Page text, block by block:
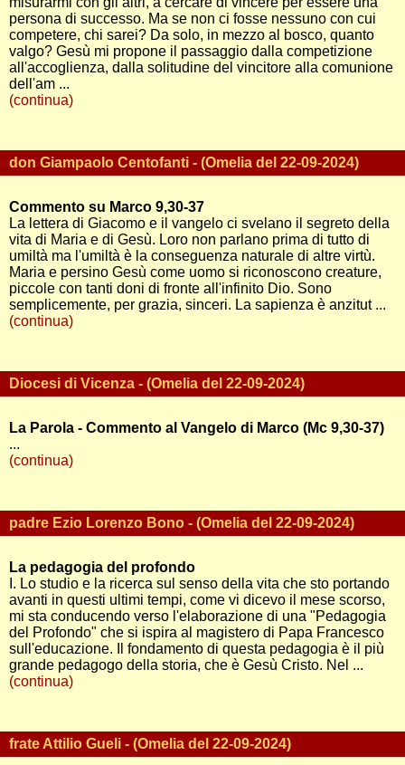
persona di successo. Ma se non ci fosse nessuno con cui
competere, chi sarei? Da solo, in mezzo al bosco, quanto
valgo? Gesù mi propone il passaggio dalla competizione
all'accoglienza, dalla solitudine del vincitore alla comunione
dell'am ...
(continua)
don Giampaolo Centofanti - (Omelia del 22-09-2024)
Commento su Marco 9,30-37
La lettera di Giacomo e il vangelo ci svelano il segreto della
vita di Maria e di Gesù. Loro non parlano prima di tutto di
umiltà ma l'umiltà è la conseguenza naturale di altre virtù.
Maria e persino Gesù come uomo si riconoscono creature,
piccole con tanti doni di fronte all'infinito Dio. Sono
semplicemente, per grazia, sinceri. La sapienza è anzitut ...
(continua)
Diocesi di Vicenza - (Omelia del 22-09-2024)
La Parola - Commento al Vangelo di Marco (Mc 9,30-37)
...
(continua)
padre Ezio Lorenzo Bono - (Omelia del 22-09-2024)
La pedagogia del profondo
I. Lo studio e la ricerca sul senso della vita che sto portando
avanti in questi ultimi tempi, come vi dicevo il mese scorso,
mi sta conducendo verso l'elaborazione di una "Pedagogia
del Profondo" che si ispira al magistero di Papa Francesco
sull'educazione. Il fondamento di questa pedagogia è il più
grande pedagogo della storia, che è Gesù Cristo. Nel ...
(continua)
frate Attilio Gueli - (Omelia del 22-09-2024)